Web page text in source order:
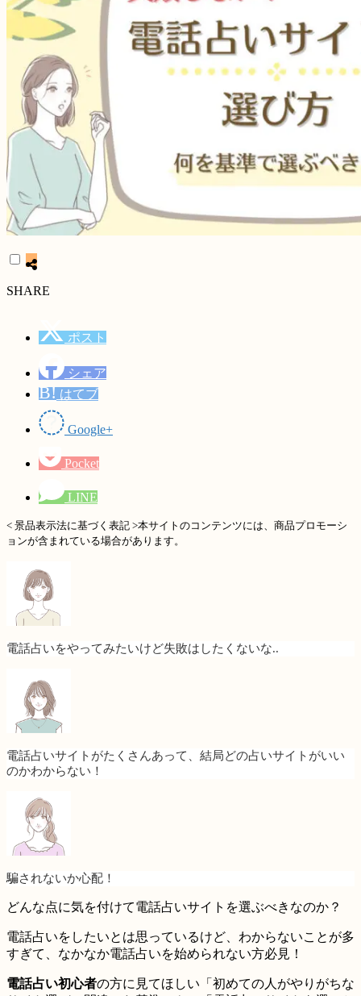
SHARE
ポスト
シェア
B! はてブ
Google+
Pocket
LINE
< 景品表示法に基づく表記 >本サイトのコンテンツには、商品プロモーシ
ョンが含まれている場合があります。
電話占いをやってみたいけど失敗はしたくないな..
電話占いサイトがたくさんあって、結局どの占いサイトがいい
のかわからない！
騙されないか心配！
どんな点に気を付けて電話占いサイトを選ぶべきなのか？
電話占いをしたいとは思っているけど、わからないことが多
すぎて、なかなか電話占いを始められない方必見 ！
電話占い初心者の方に見てほしい「初めての人がやりがちな